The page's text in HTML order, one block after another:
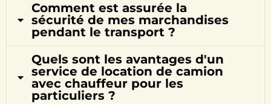
Comment est assurée la
sécurité de mes marchandises
pendant le transport ?
Quels sont les avantages d'un
service de location de camion
avec chauffeur pour les
particuliers ?